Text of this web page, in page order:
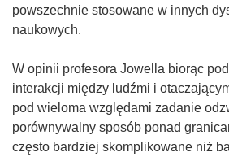
powszechnie stosowane w innych
naukowych.
W opinii profesora Jowella biorąc
interakcji między ludźmi i
pod wieloma względami zadanie
porównywalny sposób ponad
często bardziej skomplikowane niż